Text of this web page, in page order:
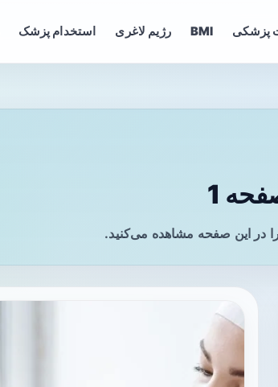
پزشکی BMI رژیم لاغری استخدام پزشک
1
در این صفحه مشاهده می‌کنید.